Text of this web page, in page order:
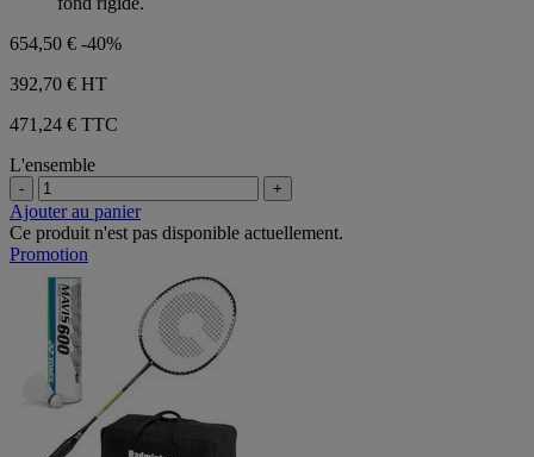
654,50 € -40%
392,70 € HT
471,24 € TTC
L'ensemble
- +
Ajouter au panier
Ce produit n'est pas disponible actuellement.
Promotion